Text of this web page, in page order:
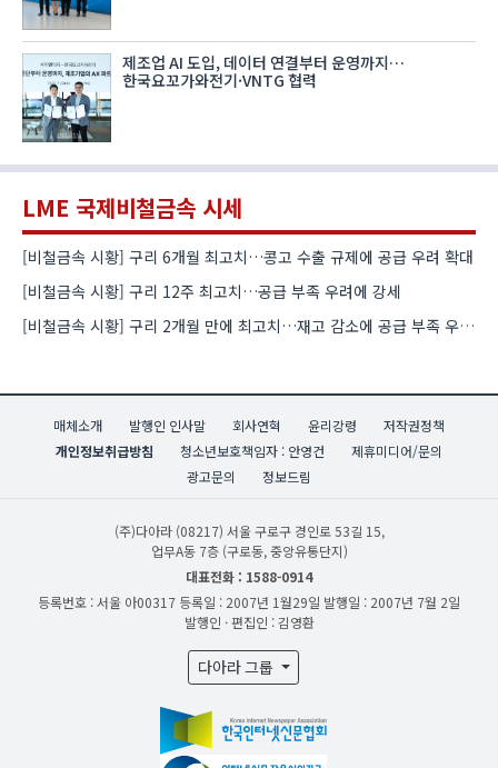
제조업 AI 도입, 데이터 연결부터 운영까지…
한국요꼬가와전기·VNTG 협력
LME 국제비철금속 시세
[비철금속 시황] 구리 6개월 최고치…콩고 수출 규제에 공급 우려 확대
[비철금속 시황] 구리 12주 최고치…공급 부족 우려에 강세
[비철금속 시황] 구리 2개월 만에 최고치…재고 감소에 공급 부족 우려 확대
매체소개 발행인 인사말 회사연혁 윤리강령
저작권정책
개인정보취급방침
청소년보호책임자 : 안영건
제휴미디어/문의
광고문의
정보드림
(주)다아라 (08217) 서울 구로구 경인로 53길 15,
업무A동 7층 (구로동, 중앙유통단지)
대표전화 : 1588-0914
등록번호 : 서울 아00317 등록일 : 2007년 1월29일 발행일 : 2007년 7월 2일
발행인 · 편집인 : 김영환
다아라 그룹